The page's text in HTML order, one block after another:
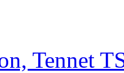
Tennet